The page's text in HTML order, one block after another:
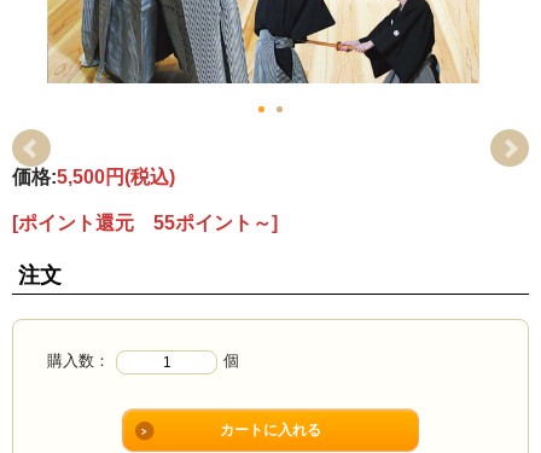
価格:5,500円(税込)
[ポイント還元 55ポイント～]
注文
購入数： 個